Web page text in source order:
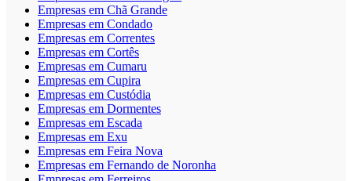
Empresas em Chã Grande
Empresas em Condado
Empresas em Correntes
Empresas em Cortês
Empresas em Cumaru
Empresas em Cupira
Empresas em Custódia
Empresas em Dormentes
Empresas em Escada
Empresas em Exu
Empresas em Feira Nova
Empresas em Fernando de Noronha